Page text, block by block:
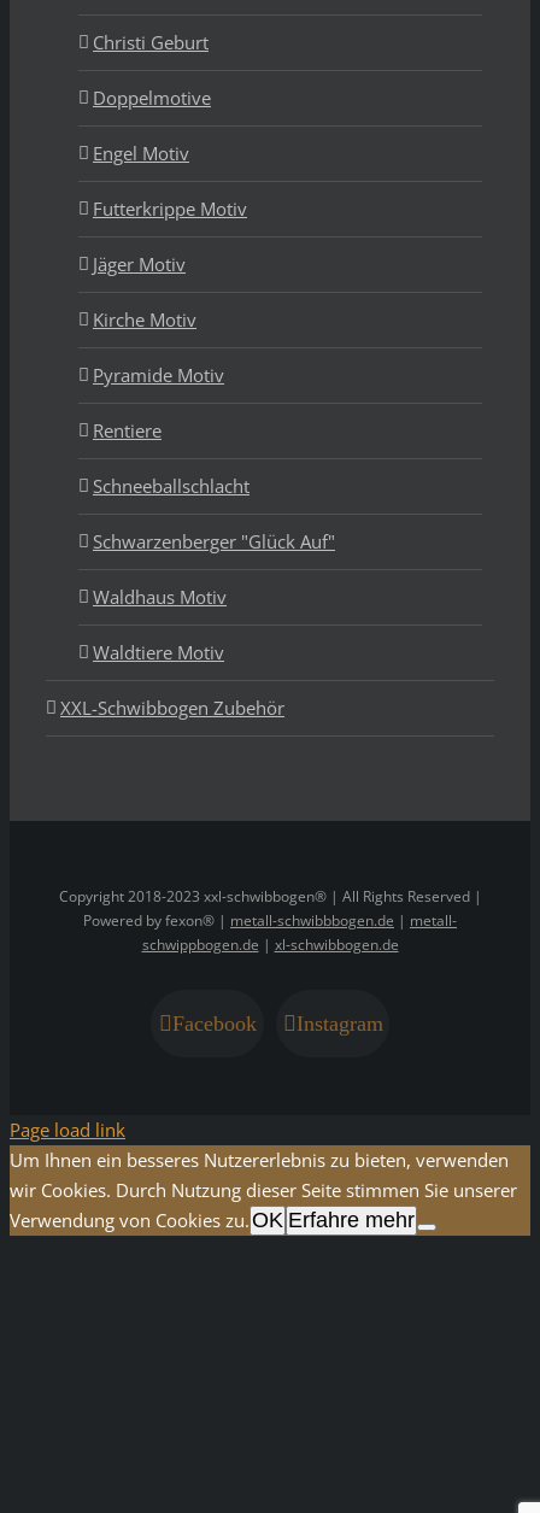
Christi Geburt
Doppelmotive
Engel Motiv
Futterkrippe Motiv
Jäger Motiv
Kirche Motiv
Pyramide Motiv
Rentiere
Schneeballschlacht
Schwarzenberger "Glück Auf"
Waldhaus Motiv
Waldtiere Motiv
XXL-Schwibbogen Zubehör
Copyright 2018-2023 xxl-schwibbogen® | All Rights Reserved |
Powered by fexon® | metall-schwibbbogen.de | metall-
schwippbogen.de | xl-schwibbogen.de
Facebook Instagram
Page load link
Um Ihnen ein besseres Nutzererlebnis zu bieten, verwenden
wir Cookies. Durch Nutzung dieser Seite stimmen Sie unserer
Verwendung von Cookies zu.OK Erfahre mehr